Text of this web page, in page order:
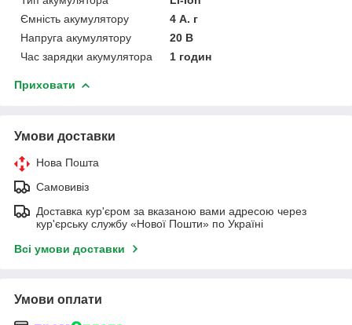
Ємність акумулятору
4 А. г
Напруга акумулятору
20 В
Час зарядки акумулятора
1 годин
Приховати
Умови доставки
Нова Пошта
Самовивіз
Доставка кур'єром за вказаною вами адресою через
кур'єрську службу «Нової Пошти» по Україні
Всі умови доставки
Умови оплати